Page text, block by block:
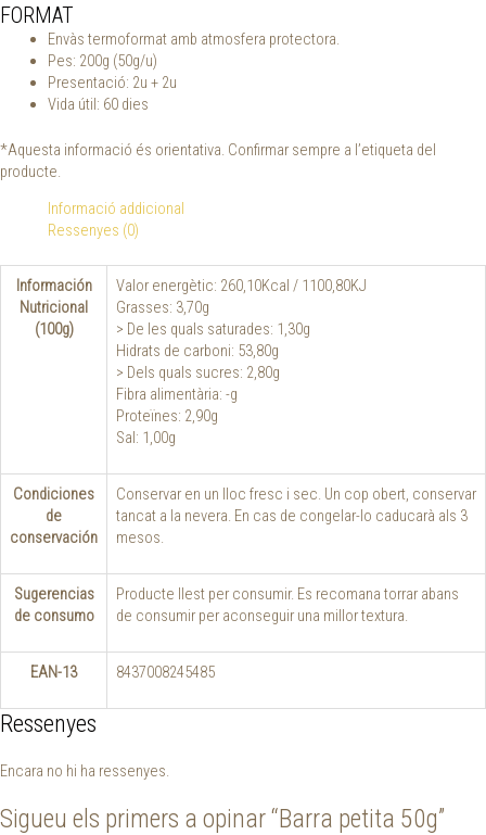
FORMAT
Envàs termoformat amb atmosfera protectora.
Pes: 200g (50g/u)
Presentació: 2u + 2u
Vida útil: 60 dies
*Aquesta informació és orientativa. Confirmar sempre a l’etiqueta del
producte.
Informació addicional
Ressenyes (0)
Información
Nutricional
(100g)
Valor energètic: 260,10Kcal / 1100,80KJ
Grasses: 3,70g
> De les quals saturades: 1,30g
Hidrats de carboni: 53,80g
> Dels quals sucres: 2,80g
Fibra alimentària: -g
Proteïnes: 2,90g
Sal: 1,00g
Condiciones
de
conservación
Conservar en un lloc fresc i sec. Un cop obert, conservar
tancat a la nevera. En cas de congelar-lo caducarà als 3
mesos.
Sugerencias
de consumo
Producte llest per consumir. Es recomana torrar abans
de consumir per aconseguir una millor textura.
EAN-13 8437008245485
Ressenyes
Encara no hi ha ressenyes.
Sigueu els primers a opinar “Barra petita 50g”